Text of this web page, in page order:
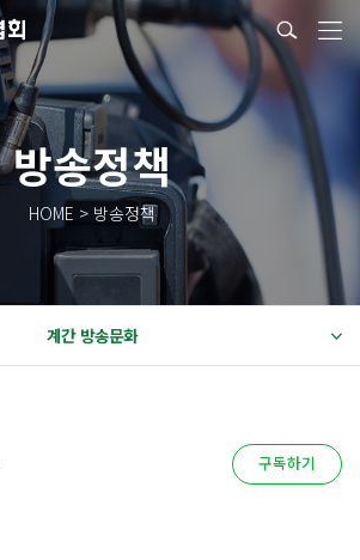
방송정책
HOME > 방송정책
계간 방송문화
구독하기